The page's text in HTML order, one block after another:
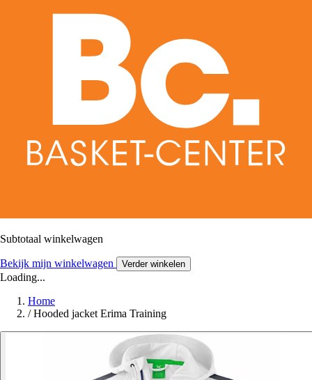
Subtotaal winkelwagen
Bekijk mijn winkelwagen Verder winkelen
Loading...
Home
/ Hooded jacket Erima Training